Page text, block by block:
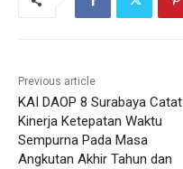
Previous article
KAI DAOP 8 Surabaya Catat
Kinerja Ketepatan Waktu
Sempurna Pada Masa
Angkutan Akhir Tahun dan